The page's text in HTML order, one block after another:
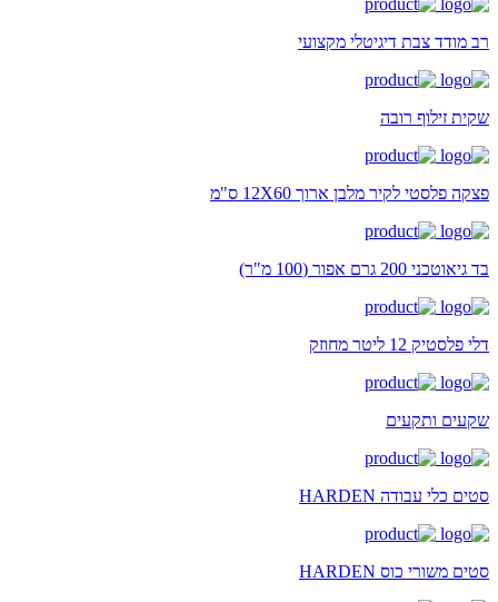
רב מודד צבת דיגיטלי מקצועי
שקית זילוף רובה
פצקה פלסטי לקיר מלבן ארוך 12X60 ס"מ
בד גיאוטכני 200 גרם אפור (100 מ"ר)
דלי פלסטיק 12 ליטר מחוזק
שקעים ותקעים
סטים כלי עבודה HARDEN
סטים משורי כוס HARDEN